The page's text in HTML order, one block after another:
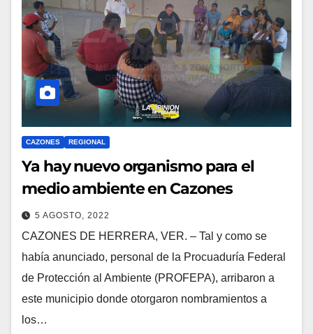
CAZONES REGIONAL
Ya hay nuevo organismo para el
medio ambiente en Cazones
5 AGOSTO, 2022
CAZONES DE HERRERA, VER. – Tal y como se
había anunciado, personal de la Procuaduría Federal
de Protección al Ambiente (PROFEPA), arribaron a
este municipio donde otorgaron nombramientos a
los…